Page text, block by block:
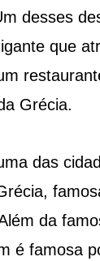
desses
que
Grécia.
das
da
é famosa